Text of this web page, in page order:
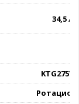
34,5 /